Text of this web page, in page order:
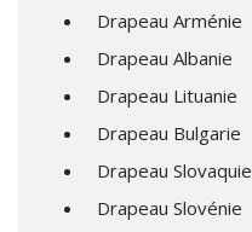
Drapeau Arménie
Drapeau Albanie
Drapeau Lituanie
Drapeau Bulgarie
Drapeau Slovaquie
Drapeau Slovénie